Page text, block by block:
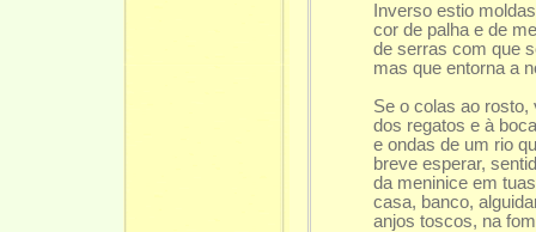
Inverso estio
cor de palha e de
de serras com que
mas que entorna a
Se o colas ao
dos regatos e à
e ondas de um rio
breve esperar,
da meninice em
casa, banco,
anjos toscos, na